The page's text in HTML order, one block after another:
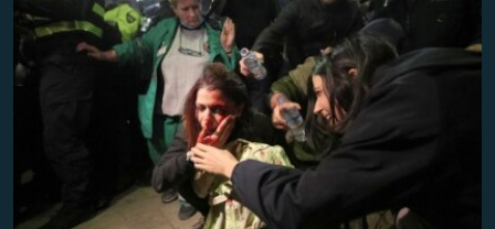
English
Русский
Все сайты Радио Азатутюн